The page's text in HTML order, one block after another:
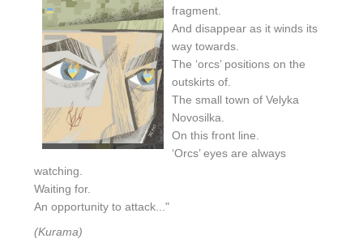
fragment.
And disappear as it winds its
way towards.
The ‘orcs’ positions on the
outskirts of.
The small town of Velyka
Novosilka.
On this front line.
‘Orcs’ eyes are always
watching.
Waiting for.
An opportunity to attack..."
(Kurama)